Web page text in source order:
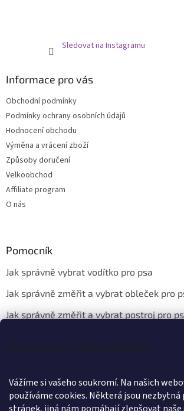
Principy ochrany soukromí
Vážíme si vašeho soukromí. Na našich
používáme cookies. Některá jsou nezbytná
Sledovat na Instagramu
Informace pro vás
Obchodní podmínky
Podmínky ochrany osobních údajů
Hodnocení obchodu
Výměna a vrácení zboží
Způsoby doručení
Velkoobchod
Affiliate program
O nás
Pomocník
Jak správně vybrat vodítko pro psa
Jak správně změřit a vybrat obleček pro
Jak správně změřit a vybrat postroj pro
info@wanteddog.cz
Wanted Dog